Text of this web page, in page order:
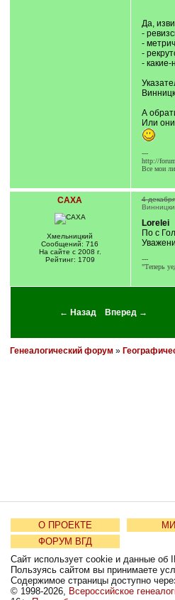
Да,
-
-
-
- какие-
А
Или
---
http://
Все мои
САХА
Хмельницкий
Сообщений: 716
На сайте с 2008 г.
Рейтинг: 1709
4
Lorelei
По с
---
"Теперь
← Назад Вперед →
Генеалогический форум »
О ПРОЕКТЕ
ФОРУМ ВГД
Сайт использует cookie и данные об
Пользуясь сайтом вы принимаете
Содержимое страницы доступно
© 1998-2026, Всероссийское